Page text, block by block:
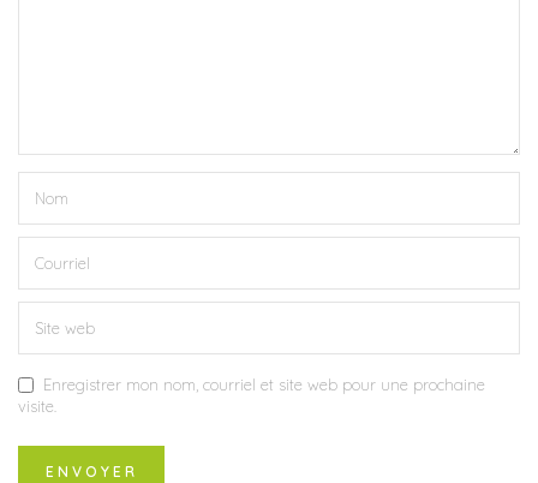
Enregistrer mon nom, courriel et site web pour une prochaine
visite.